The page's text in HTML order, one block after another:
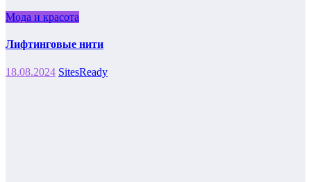
Мода и красота
Лифтинговые нити
18.08.2024 SitesReady